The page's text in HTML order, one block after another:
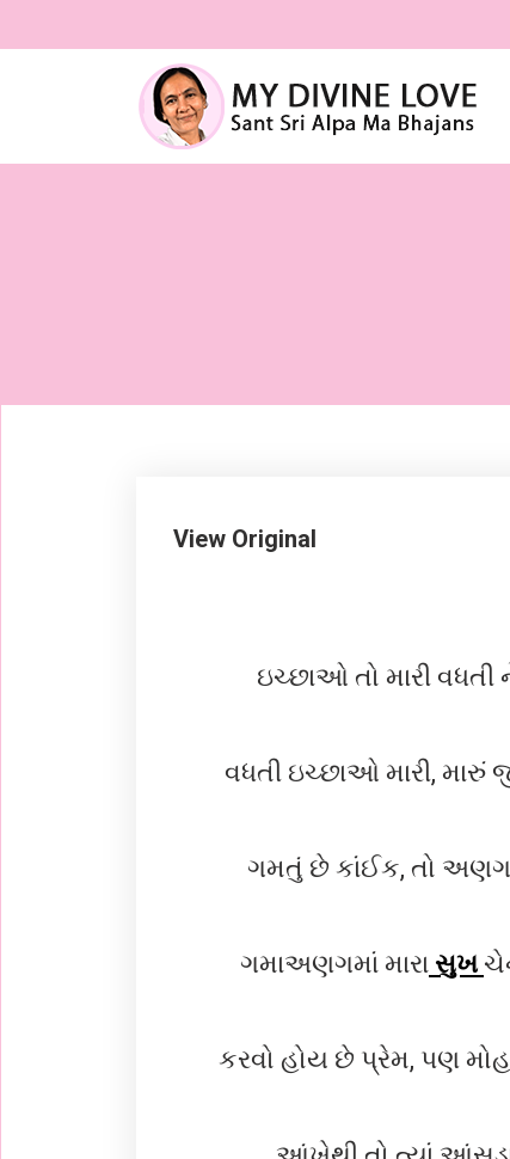
View Original
ઇચ્છાઓ તો મારી
વધતી ઇચ્છાઓ મારી,
ગમતું છે કાંઈક, તો
ગમાઅણગમાં મારા સુખ
કરવો હોય છે પ્રેમ, પણ